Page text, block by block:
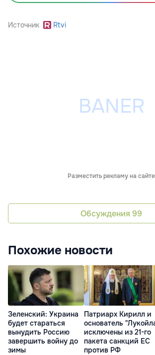
Источник Rtvi
Разместить рекламу на сайте
Обсуждения 99
Похожие новости
Зеленский: Украина
будет стараться
вынудить Россию
завершить войну до
зимы
Патриарх Кирилл и
основатель
исключены из 21-го
пакета санкций ЕС
против РФ